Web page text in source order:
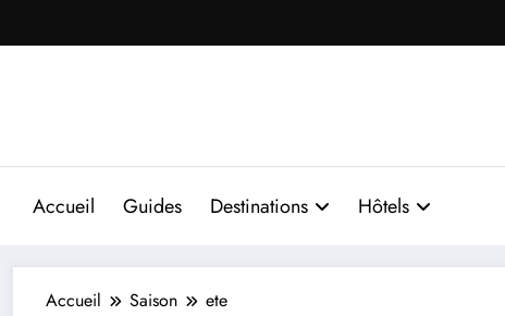
au
Accueil Guides Destinations Hôtels
Accueil Saison ete